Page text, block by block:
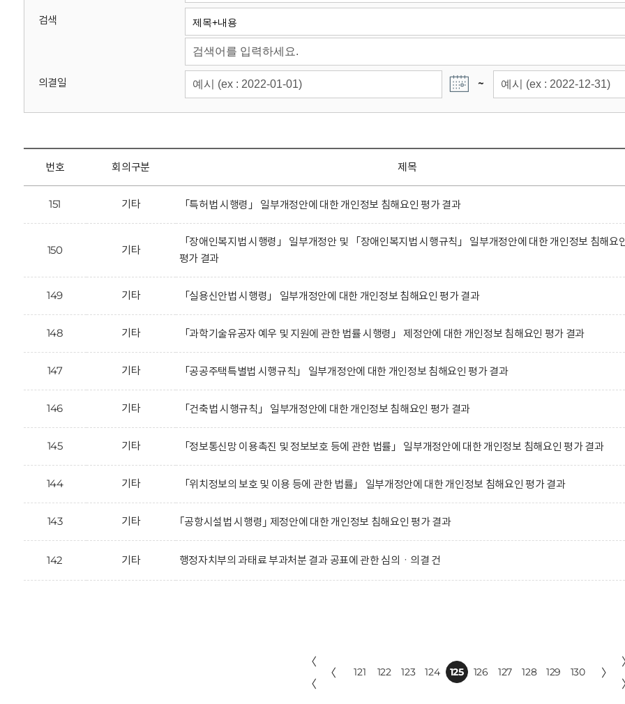
검색
의결일 ~
번호 회의구분 제목
151 기타 「특허법 시행령」 일부개정안에 대한 개인정보 침해요인 평가 결과
150 기타
「장애인복지법 시행령」 일부개정안 및 「장애인복지법 시행규칙」 일부개정안에 대한 개인정보 침해요
평가 결과
149 기타 「실용신안법 시행령」 일부개정안에 대한 개인정보 침해요인 평가 결과
148 기타 「과학기술유공자 예우 및 지원에 관한 법률 시행령」 제정안에 대한 개인정보 침해요인 평가 결과
147 기타 「공공주택특별법 시행규칙」 일부개정안에 대한 개인정보 침해요인 평가 결과
146 기타 「건축법 시행규칙」 일부개정안에 대한 개인정보 침해요인 평가 결과
145 기타 「정보통신망 이용촉진 및 정보보호 등에 관한 법률」 일부개정안에 대한 개인정보 침해요인 평가 결과
144 기타 「위치정보의 보호 및 이용 등에 관한 법률」 일부개정안에 대한 개인정보 침해요인 평가 결과
143 기타 ｢공항시설법 시행령｣ 제정안에 대한 개인정보 침해요인 평가 결과
142 기타 행정자치부의 과태료 부과처분 결과 공표에 관한 심의ㆍ의결 건
〈
〈
〈 121 122 123 124 125 126 127 128 129 130 〉